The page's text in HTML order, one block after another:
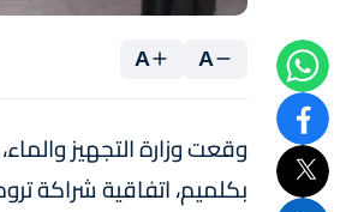
A
A
وقعت وزارة التجهيز
بكلميم، اتفاقية شراكة